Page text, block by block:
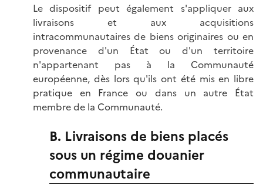
Le dispositif peut également s'appliquer aux
livraisons et aux acquisitions
intracommunautaires de biens originaires ou en
provenance d'un État ou d'un territoire
n'appartenant pas à la Communauté
européenne, dès lors qu'ils ont été mis en libre
pratique en France ou dans un autre État
membre de la Communauté.
B. Livraisons de biens placés
sous un régime douanier
communautaire